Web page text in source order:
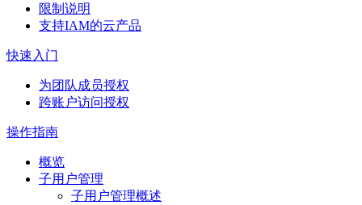
限制说明
支持IAM的云产品
快速入门
为团队成员授权
跨账户访问授权
操作指南
概览
子用户管理
子用户管理概述